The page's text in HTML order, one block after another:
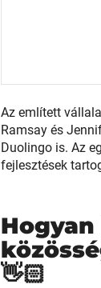
Az említett
Ramsay és
Duolingo is. Az
fejlesztések
👋🏻